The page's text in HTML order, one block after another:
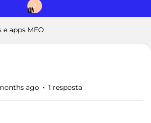
J
apps MEO
ago 1 resposta